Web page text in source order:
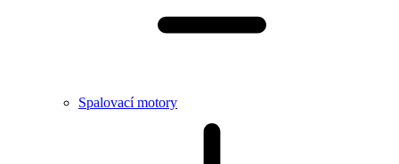
Spalovací motory